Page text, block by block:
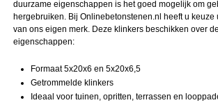
duurzame eigenschappen is het goed mogelijk om
hergebruiken. Bij Onlinebetonstenen.nl heeft u keuze
van ons eigen merk. Deze klinkers beschikken over
eigenschappen:
Formaat 5x20x6 en 5x20x6,5
Getrommelde klinkers
Ideaal voor tuinen, opritten, terrassen en